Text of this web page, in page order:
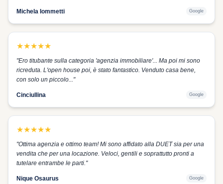
Michela Iommetti Google
★★★★★
"Ero titubante sulla categoria 'agenzia immobiliare'... Ma poi mi sono
ricreduta. L'open house poi, è stato fantastico. Venduto casa bene,
con solo un piccolo..."
Cinciullina Google
★★★★★
"Ottima agenzia e ottimo team! Mi sono affidato alla DUET sia per una
vendita che per una locazione. Veloci, gentili e soprattutto pronti a
tutelare entrambe le parti."
Nique Osaurus Google